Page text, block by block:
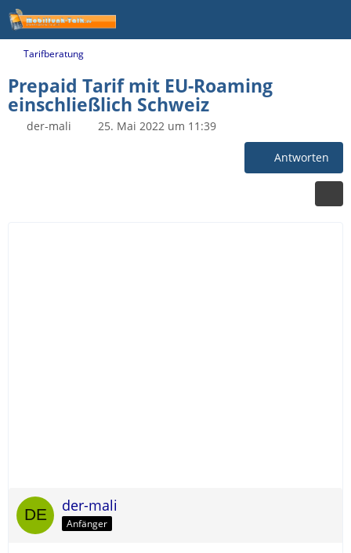
Tarifberatung
Prepaid Tarif mit EU-Roaming
einschließlich Schweiz
der-mali 25. Mai 2022 um 11:39
Antworten
der-mali
Anfänger